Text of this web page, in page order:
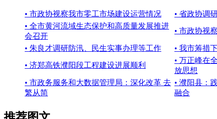
• 市政协视察我市零工市场建设运营情况
• 省政协调
• 全市黄河流域生态保护和高质量发展推进
会召开
• 市政协视
• 朱良才调研防汛、民生实事办理等工作 • 我市筹措
• 济郑高铁濮阳段工程建设进展顺利
• 万正峰在
放思想
• 市政务服务和大数据管理局：深化改革 去
繁从简
• 濮阳县：
融合